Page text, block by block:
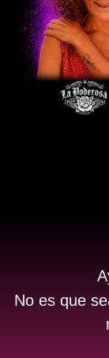
No es que